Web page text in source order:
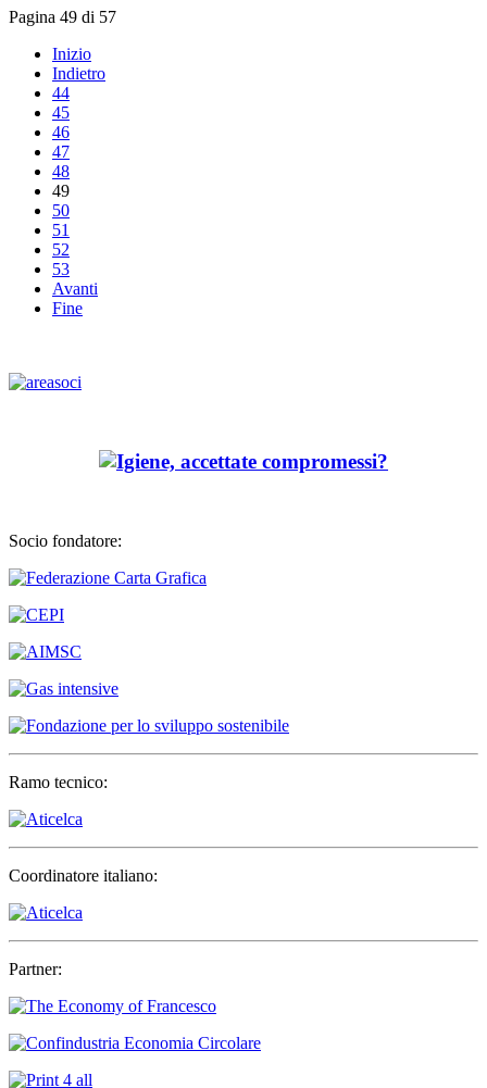
Pagina 49 di 57
Inizio
Indietro
44
45
46
47
48
49
50
51
52
53
Avanti
Fine
Socio fondatore:
Ramo tecnico:
Coordinatore italiano:
Partner: